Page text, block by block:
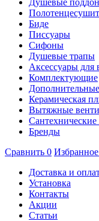
Душевые
Биде
Писсуары
Сифоны
Душевые трапы
Аксессуары для
Комплектующие
Керамическая
Вытяжные
Бренды
Сравнить 0 Избранное
Доставка и
Установка
Контакты
Акции
Статьи